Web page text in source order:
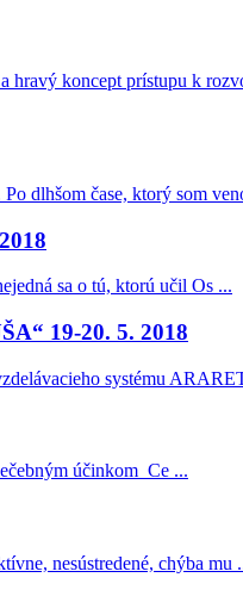
koncept prístupu k
dlhšom čase, ktorý som
sa o tú, ktorú učil Os ...
19-20. 5. 2018
systému
účinkom Ce ...
nesústredené, chýba mu